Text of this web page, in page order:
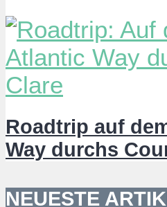
Roadtrip auf
Way durchs
NEUESTE